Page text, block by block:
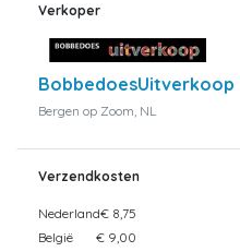
Verkoper
BobbedoesUitverkoop
Bergen op Zoom, NL
Verzendkosten
Nederland€ 8,75
België
€ 9,00